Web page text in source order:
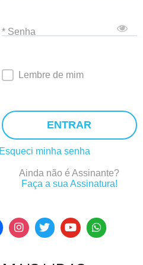
* Senha
Lembre de mim
ENTRAR
Esqueci minha senha
Ainda não é Assinante?
Faça a sua Assinatura!